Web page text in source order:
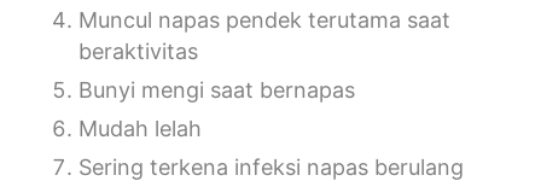
Muncul napas pendek terutama saat
beraktivitas
Bunyi mengi saat bernapas
Mudah lelah
Sering terkena infeksi napas berulang